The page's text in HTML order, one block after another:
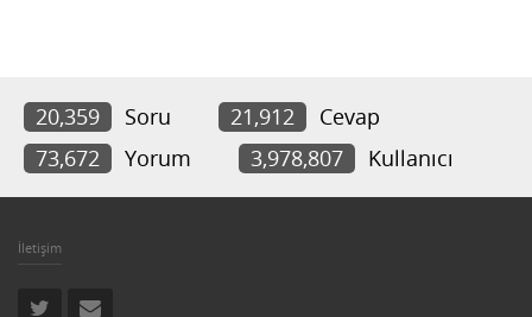
20,359 Soru 21,912
Cevap
73,672
Yorum 3,978,807 Kullanıcı
İletişim